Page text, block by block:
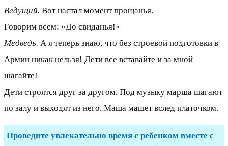
Ведущий. Вот настал момент прощанья.
Говорим всем: «До свиданья!»
Медведь. А я теперь знаю, что без строевой подготовки в
Армии никак нельзя! Дети все вставайте и за мной
шагайте!
Дети строятся друг за другом. Под музыку марша шагают
по залу и выходят из него. Маша машет вслед платочком.
Проведите увлекательно время с ребенком вместе с